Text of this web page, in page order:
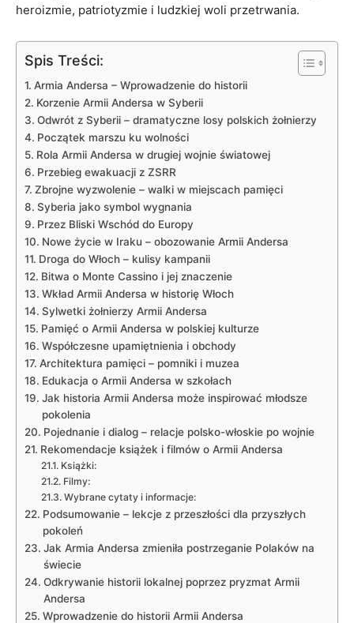
heroizmie, patriotyzmie i ludzkiej woli przetrwania.
Spis Treści:
Armia Andersa – Wprowadzenie do historii
Korzenie Armii Andersa w Syberii
Odwrót z Syberii – dramatyczne losy polskich żołnierzy
Początek marszu ku wolności
Rola Armii Andersa w drugiej wojnie światowej
Przebieg ewakuacji z ZSRR
Zbrojne wyzwolenie – walki w miejscach pamięci
Syberia jako symbol wygnania
Przez Bliski Wschód do Europy
Nowe życie w Iraku – obozowanie Armii Andersa
Droga do Włoch – kulisy kampanii
Bitwa o Monte Cassino i jej znaczenie
Wkład Armii Andersa w historię Włoch
Sylwetki żołnierzy Armii Andersa
Pamięć o Armii Andersa w polskiej kulturze
Współczesne upamiętnienia i obchody
Architektura pamięci – pomniki i muzea
Edukacja o Armii Andersa w szkołach
Jak historia Armii Andersa może inspirować młodsze
pokolenia
Pojednanie i dialog – relacje polsko-włoskie po wojnie
Rekomendacje książek i filmów o Armii Andersa
Książki:
Filmy:
Wybrane cytaty i informacje:
Podsumowanie – lekcje z przeszłości dla przyszłych
pokoleń
Jak Armia Andersa zmieniła postrzeganie Polaków na
świecie
Odkrywanie historii lokalnej poprzez pryzmat Armii
Andersa
Wprowadzenie do historii Armii Andersa